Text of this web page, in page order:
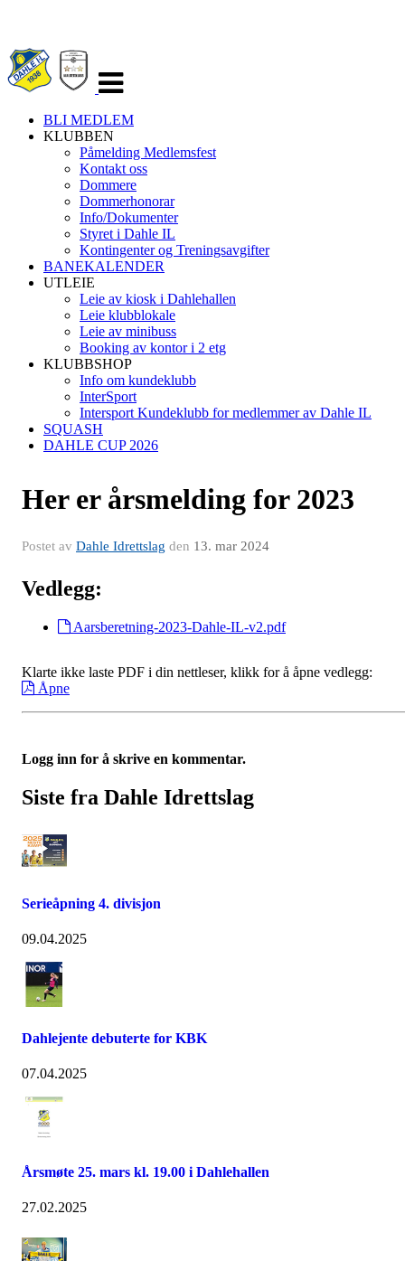
navigasjon
BLI MEDLEM
KLUBBEN
Påmelding Medlemsfest
Kontakt oss
Dommere
Dommerhonorar
Info/Dokumenter
Styret i Dahle IL
Kontingenter og Treningsavgifter
BANEKALENDER
UTLEIE
Leie av kiosk i Dahlehallen
Leie klubblokale
Leie av minibuss
Booking av kontor i 2 etg
KLUBBSHOP
Info om kundeklubb
InterSport
Intersport Kundeklubb for medlemmer av Dahle IL
SQUASH
DAHLE CUP 2026
Her er årsmelding for 2023
Postet av Dahle Idrettslag den 13. mar 2024
Vedlegg:
Aarsberetning-2023-Dahle-IL-v2.pdf
Klarte ikke laste PDF i din nettleser, klikk for å åpne vedlegg:
Åpne
Logg inn for å skrive en kommentar.
Siste fra Dahle Idrettslag
Serieåpning 4. divisjon
09.04.2025
Dahlejente debuterte for KBK
07.04.2025
Årsmøte 25. mars kl. 19.00 i Dahlehallen
27.02.2025